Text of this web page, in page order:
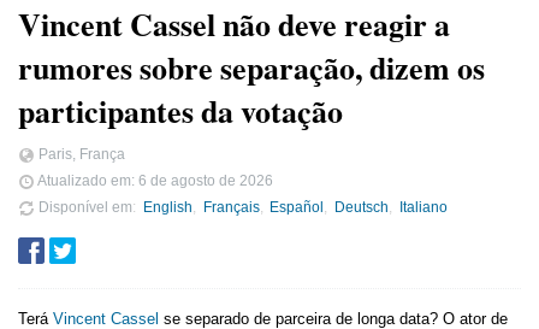
Vincent Cassel não deve reagir a
rumores sobre separação, dizem os
participantes da votação
Paris, França
Atualizado em: 6 de agosto de 2026
Disponível em
English Français Español Deutsch Italiano
Terá Vincent Cassel se separado de parceira de longa data? O ator de